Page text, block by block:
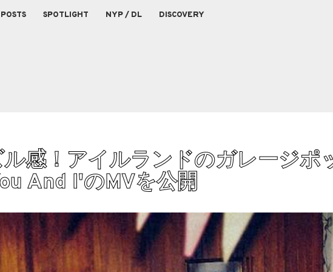
SPOTLIGHT NYP / DL DISCOVERY
感！アイルランドのガレージポ
And I'のMVを公開